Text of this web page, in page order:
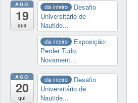
AGO
19
qua
dia inteiro
Desafio
Universitário de
Nautide...
dia inteiro
Exposição:
Perder Tudo.
Novament...
AGO
20
qui
dia inteiro
Desafio
Universitário de
Nautide...